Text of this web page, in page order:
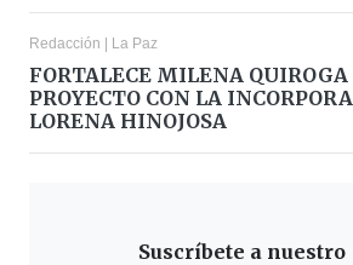
Redacción | La Paz
FORTALECE MILENA QUIROGA
PROYECTO CON LA
LORENA HINOJOSA
Suscríbete a nuestro